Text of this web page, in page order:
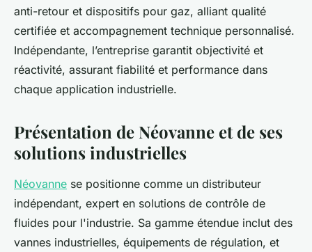
Julien•28 août 2025•4 min de lecture
anti-retour et dispositifs pour gaz, alliant qualité
certifiée et accompagnement technique personnalisé.
Indépendante, l’entreprise garantit objectivité et
réactivité, assurant fiabilité et performance dans
chaque application industrielle.
Présentation de Néovanne et de ses
solutions industrielles
Néovanne se positionne comme un distributeur
indépendant, expert en solutions de contrôle de
fluides pour l'industrie. Sa gamme étendue inclut des
vannes industrielles, équipements de régulation, et